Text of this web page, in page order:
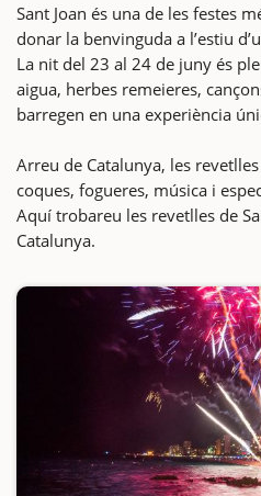
Sant Joan és una de les festes
donar la benvinguda a l’estiu
La nit del 23 al 24 de juny és
aigua, herbes remeieres,
barregen en una experiència
Arreu de Catalunya, les
coques, fogueres, música i
Aquí trobareu les revetlles de
Catalunya.